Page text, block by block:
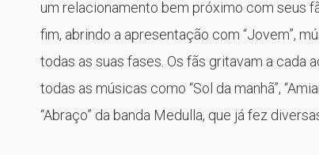
um relacionamento bem próximo com seus
fim, abrindo a apresentação com “Jovem”,
todas as suas fases. Os fãs gritavam a cada
todas as músicas como “Sol da manhã”,
“Abraço” da banda Medulla, que já fez